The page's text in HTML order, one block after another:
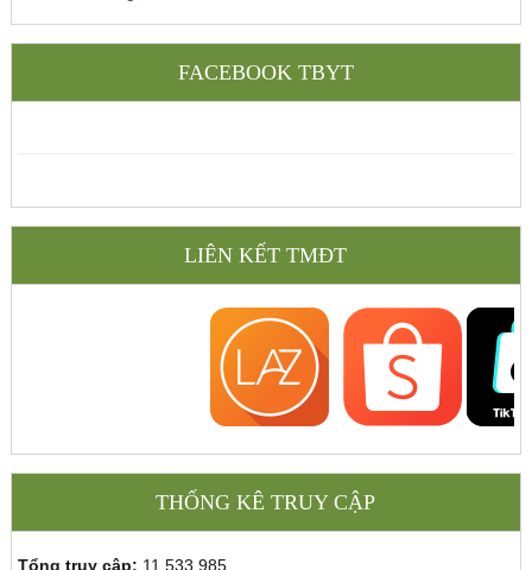
FACEBOOK TBYT
LIÊN KẾT TMĐT
THỐNG KÊ TRUY CẬP
Tổng truy cập: 11,533,985